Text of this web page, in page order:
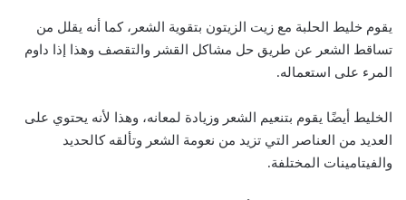
يقوم خليط الحلبة مع زيت الزيتون بتقوية الشعر، كما أنه يقلل من
تساقط الشعر عن طريق حل مشاكل القشر والتقصف وهذا إذا داوم
المرء على استعماله.
الخليط أيضًا يقوم بتنعيم الشعر وزيادة لمعانه، وهذا لأنه يحتوي على
العديد من العناصر التي تزيد من نعومة الشعر وتألقه كالحديد
والفيتامينات المختلفة.